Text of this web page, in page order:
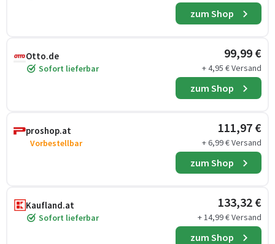
zum Shop
Otto.de
Sofort lieferbar
99,99 €
+ 4,95 € Versand
zum Shop
proshop.at
Vorbestellbar
111,97 €
+ 6,99 € Versand
zum Shop
Kaufland.at
Sofort lieferbar
133,32 €
+ 14,99 € Versand
zum Shop